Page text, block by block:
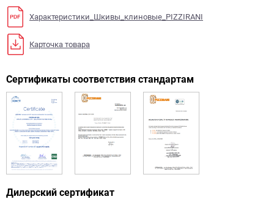
Характеристики_Шкивы_клиновые_PIZZIRANI
Карточка товара
Сертификаты соответствия стандартам
Дилерский сертификат